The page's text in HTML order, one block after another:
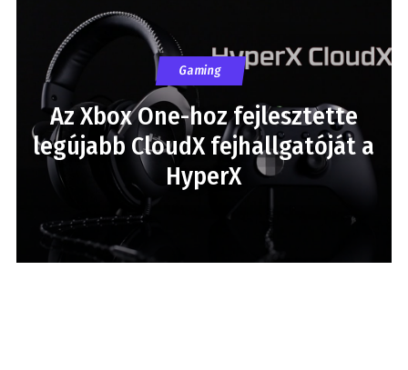
Gaming
Az Xbox One-hoz fejlesztette
legújabb CloudX fejhallgatóját a
HyperX